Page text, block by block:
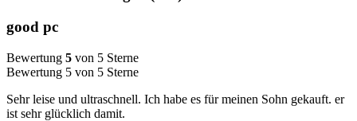
good pc
Bewertung 5 von 5 Sterne
Bewertung 5 von 5 Sterne
Sehr leise und ultraschnell. Ich habe es für meinen Sohn gekauft. er
ist sehr glücklich damit.